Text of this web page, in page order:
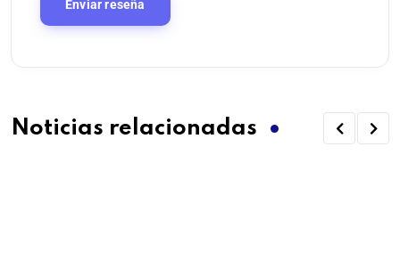
Noticias relacionadas